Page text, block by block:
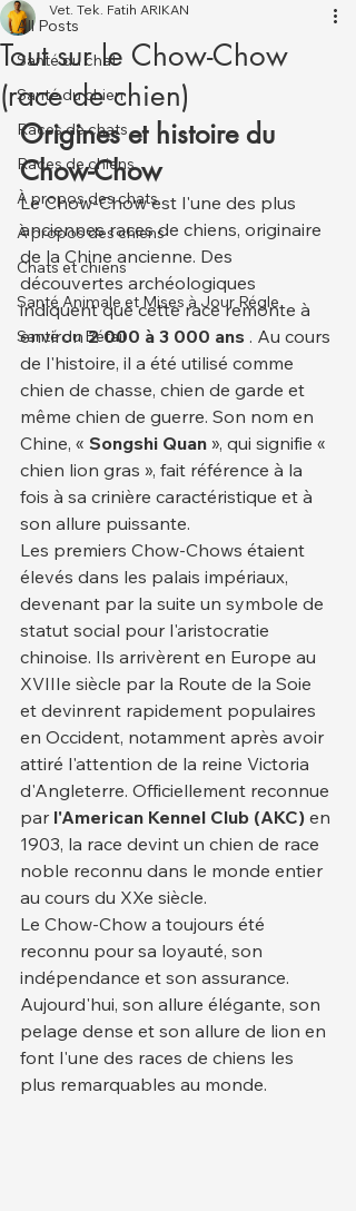
All Posts
Santé du chat
Santé du chien
Races de chats
Races de chiens
À propos des chats
À propos des chiens
Chats et chiens
Santé Animale et Mises à Jour Régle
Santé du Bétail
Tout sur le Chow-Chow
(race de chien)
Vet. Tek. Fatih ARIKAN
Origines et histoire du
Chow-Chow
Le Chow-Chow est l'une des plus
anciennes races de chiens, originaire
de la Chine ancienne. Des
découvertes archéologiques
indiquent que cette race remonte à
environ 2 000 à 3 000 ans . Au cours
de l'histoire, il a été utilisé comme
chien de chasse, chien de garde et
même chien de guerre. Son nom en
Chine, « Songshi Quan », qui signifie «
chien lion gras », fait référence à la
fois à sa crinière caractéristique et à
son allure puissante.
Les premiers Chow-Chows étaient
élevés dans les palais impériaux,
devenant par la suite un symbole de
statut social pour l'aristocratie
chinoise. Ils arrivèrent en Europe au
XVIIIe siècle par la Route de la Soie
et devinrent rapidement populaires
en Occident, notamment après avoir
attiré l'attention de la reine Victoria
d'Angleterre. Officiellement reconnue
par l'American Kennel Club (AKC) en
1903, la race devint un chien de race
noble reconnu dans le monde entier
au cours du XXe siècle.
Le Chow-Chow a toujours été
reconnu pour sa loyauté, son
indépendance et son assurance.
Aujourd'hui, son allure élégante, son
pelage dense et son allure de lion en
font l'une des races de chiens les
plus remarquables au monde.